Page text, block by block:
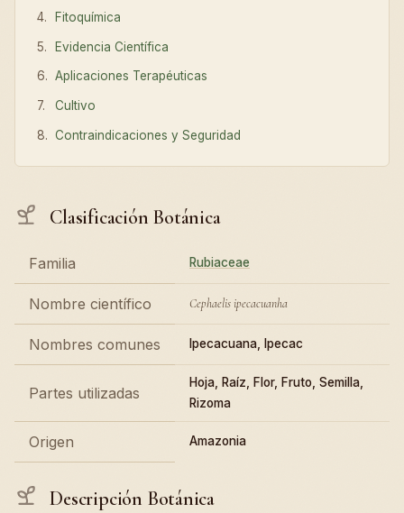
Fitoquímica
Evidencia Científica
Aplicaciones Terapéuticas
Cultivo
Contraindicaciones y Seguridad
Clasificación Botánica
Familia Rubiaceae
Nombre científico Cephaelis ipecacuanha
Nombres comunes Ipecacuana, Ipecac
Partes utilizadas
Hoja, Raíz, Flor, Fruto, Semilla,
Rizoma
Origen Amazonia
Descripción Botánica